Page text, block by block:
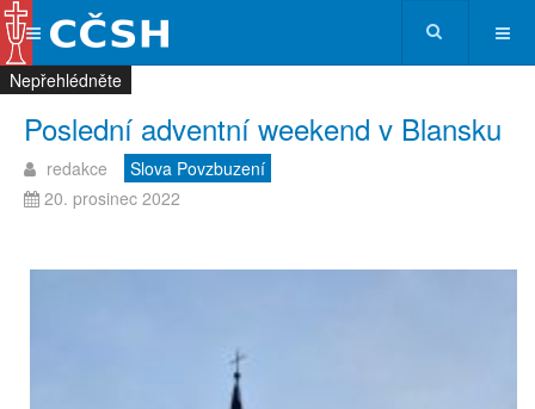
Poslední adventní weekend v Blansku
redakce
Slova Povzbuzení
20. prosinec 2022
Nepřehlédněte
Nepřehlédněte
Nepřehlédněte
Nepřehlédněte